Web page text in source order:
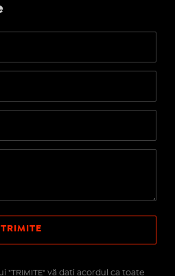
"TRIMITE" vă daţi acordul ca toate